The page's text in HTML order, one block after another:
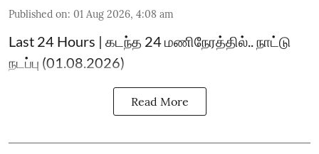
Published on: 01 Aug 2026, 4:08 am
Last 24 Hours | கடந்த 24 மணிநேரத்தில்.. நாட்டு
நடப்பு (01.08.2026)
Read More